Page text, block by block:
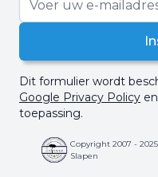
Dit formulier wordt
Google Privacy Policy en
toepassing.
Copyright 2007 -
Slapen